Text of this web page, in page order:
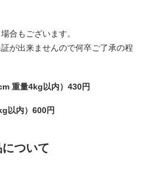
合もございます。
が出来ませんので何卒ご了承の程
重量4kg以内）430円
以内）600円
ついて